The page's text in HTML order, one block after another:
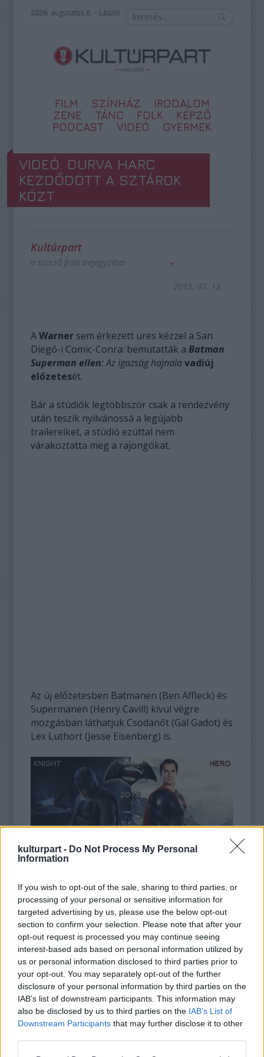
kulturpart - Do Not Process My Personal
Information
If you wish to opt-out of the sale, sharing to third parties, or
processing of your personal or sensitive information for
targeted advertising by us, please use the below opt-out
section to confirm your selection. Please note that after your
opt-out request is processed you may continue seeing
interest-based ads based on personal information utilized by
us or personal information disclosed to third parties prior to
your opt-out. You may separately opt-out of the further
disclosure of your personal information by third parties on the
IAB’s list of downstream participants. This information may
also be disclosed by us to third parties on the IAB’s List of
Downstream Participants that may further disclose it to other
2026. augusztus 8. – László
FILM SZÍNHÁZ
IRODALOM
ZENE
TÁNC FOLK
KÉPZŐ
PODCAST
VIDEÓ GYERMEK
VIDEÓ: DURVA HARC
KEZDŐDÖTT A SZTÁROK
KÖZT
Kultúrpart
a szerző friss bejegyzései
2015. 07. 12.
AWarner sem érkezett üres kézzel a San
Diegó-i Comic-Conra: bemutatták aBatman
Superman ellen: Az igazság hajnalavadiúj
előzetesét.
Bár a stúdiók legtöbbször csak a rendezvény
után teszik nyilvánossá a legújabb
trailereiket, a stúdió ezúttal nem
várakoztatta meg a rajongókat.
Az új előzetesben Batmanen (Ben Affleck) és
Supermanen (Henry Cavill) kívül végre
mozgásban láthatjuk Csodanőt (Gal Gadot) és
Lex Luthort (Jesse Eisenberg) is.
Ami a film történetét illeti, egy ellenőrzés
nélküli istenszerű szuperhős tetteitől tartva
Gotham City saját, félelmetes és hatalmas
igazságosztója Metropolis legbecsületesebb
modern kori védelmezője ellen fordul,
miközben a körülöttük levő világ azzal a
kérdéssel küzd, hogy milyen hősre is van
szüksége? Miközben Batman (Ben Affleck) és
Superman (Henry Cavill) egymással
harcolnak, egy új fenyegetés bontakozik ki,
mely olyan veszélybe sodorja az emberiséget,
melyre korábban még nem volt példa.